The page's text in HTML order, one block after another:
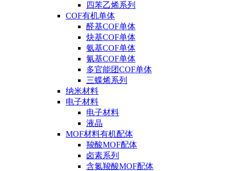
四苯乙烯系列
COF有机单体
醛基COF单体
炔基COF单体
氨基COF单体
氰基COF单体
多官能团COF单体
三蝶烯系列
纳米材料
电子材料
电子材料
液晶
MOF材料有机配体
羧酸MOF配体
卤素系列
含氮羧酸MOF配体